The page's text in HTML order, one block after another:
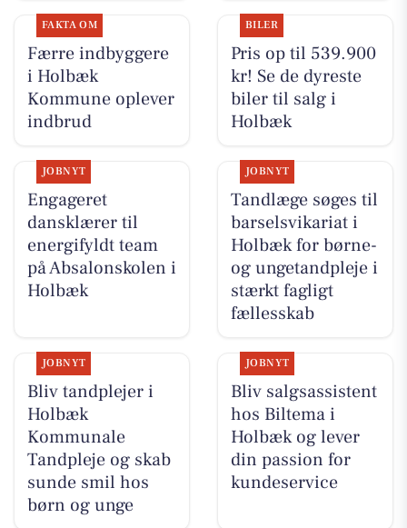
FAKTA OM
Færre indbyggere
i Holbæk
Kommune oplever
indbrud
BILER
Pris op til 539.900
kr! Se de dyreste
biler til salg i
Holbæk
JOBNYT
Engageret
dansklærer til
energifyldt team
på Absalonskolen i
Holbæk
JOBNYT
Tandlæge søges til
barselsvikariat i
Holbæk for børne-
og ungetandpleje i
stærkt fagligt
fællesskab
JOBNYT
Bliv tandplejer i
Holbæk
Kommunale
Tandpleje og skab
sunde smil hos
børn og unge
JOBNYT
Bliv salgsassistent
hos Biltema i
Holbæk og lever
din passion for
kundeservice